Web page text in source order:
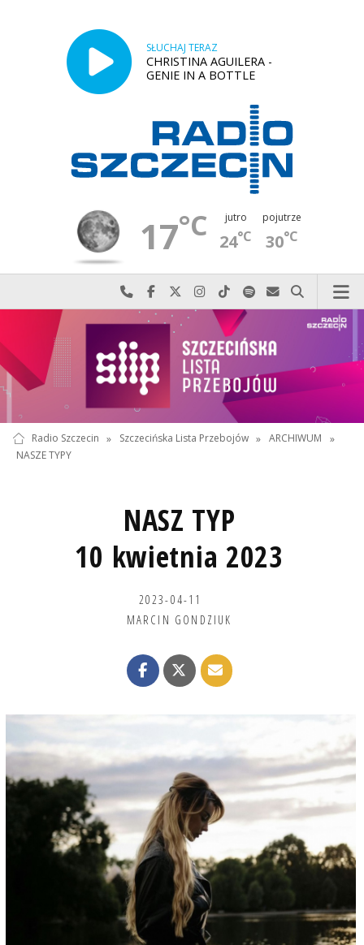
SŁUCHAJ TERAZ
CHRISTINA AGUILERA -
GENIE IN A BOTTLE
17°C jutro
24°C
pojutrze
30°C
Najlepiej po prostu do nas zadzwoń
Odwiedź nas na Facebook-u
Odwiedź nas na X
Odwiedź nas na Instagram-ie
Odwiedź nas na TikTok-u
Szukaj nas na Spotify
Wyślij do nas
Szukaj
Radio Szczecin » Szczecińska Lista Przebojów » ARCHIWUM
»
NASZE TYPY
NASZ TYP
10 kwietnia 2023
2023-04-11
MARCIN GONDZIUK